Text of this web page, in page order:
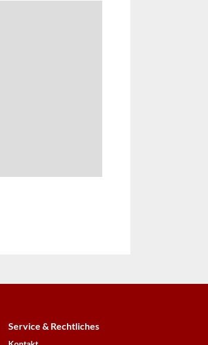
Service & Rechtliches